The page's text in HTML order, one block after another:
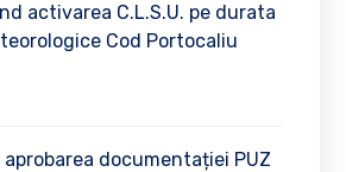
activarea C.L.S.U. pe durata
Cod Portocaliu
documentației PUZ